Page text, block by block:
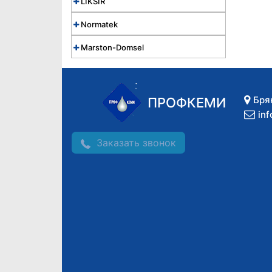
Normatek
Marston-Domsel
ПРОФКЕМИ
Заказать звонок